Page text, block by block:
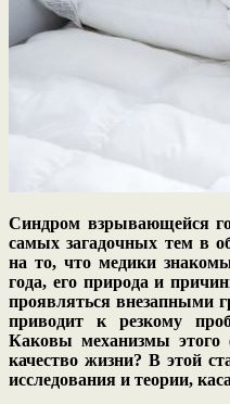
Синдром взрывающейся
самых загадочных тем в
на то, что медики
года, его природа и
проявляться внезапными
приводит к резкому
Каковы механизмы
качество жизни? В этой
исследования и теории,